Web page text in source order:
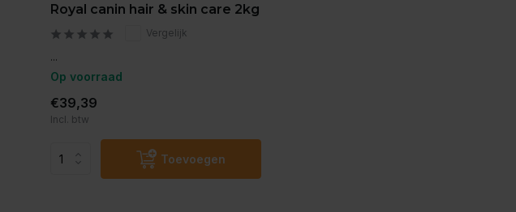
Royal canin hair & skin care 2kg
Vergelijk
...
Op voorraad
€39,39
Incl. btw
Toevoegen